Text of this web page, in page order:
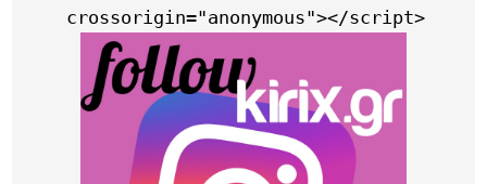
     crossorigin="anonymous"></script>